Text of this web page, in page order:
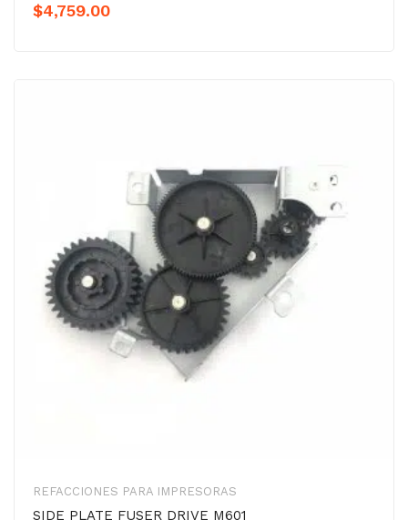
$4,759.00
REFACCIONES PARA IMPRESORAS
SIDE PLATE FUSER DRIVE M601